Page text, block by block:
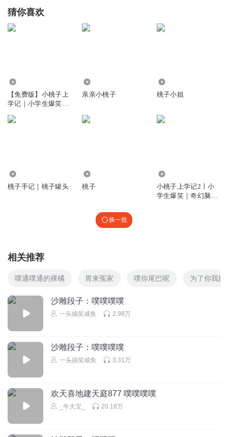
猜你喜欢
【免费版】小桃子上
学记｜小学生爆笑校
亲亲小桃子 桃子小姐
桃子手记｜桃子罐头 桃子
小桃子上学记2丨小
学生爆笑｜奇幻脑洞
换一批
相关推荐
噗通噗通的裸橘 胃来冤家 噗你尾巴呢 为了你我换
沙雕段子：噗噗噗噗
一头搞笑咸鱼 2.98万
沙雕段子：噗噗噗噗
一头搞笑咸鱼 3.31万
欢天喜地建天庭877 噗噗噗噗
_牛大宝_ 20.18万